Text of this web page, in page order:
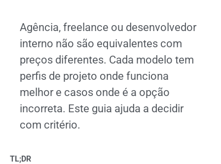
Agência, freelance ou desenvolvedor
interno não são equivalentes com
preços diferentes. Cada modelo tem
perfis de projeto onde funciona
melhor e casos onde é a opção
incorreta. Este guia ajuda a decidir
com critério.
TL;DR